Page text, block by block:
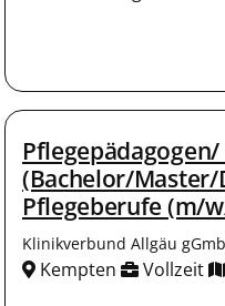
(Bachelor/
Pflegeberufe (m/
Klinikverbund Allgäu
Kempten Vollzeit